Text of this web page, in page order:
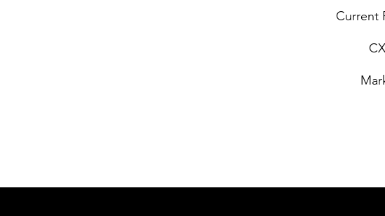
Current